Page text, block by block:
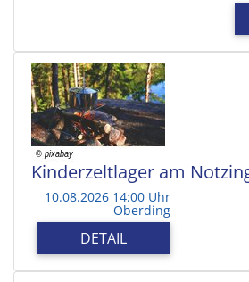
Kinderzeltlager am
10.08.2026 14:00 Uhr
Oberding
DETAIL